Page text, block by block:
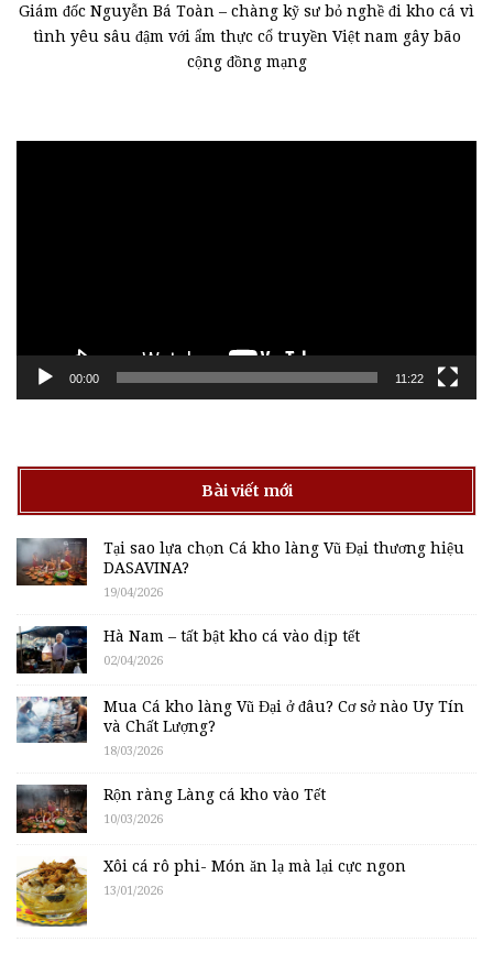
Giám đốc Nguyễn Bá Toàn – chàng kỹ sư bỏ nghề đi kho cá vì
tình yêu sâu đậm với ẩm thực cổ truyền Việt nam gây bão
cộng đồng mạng
00:00 11:22
Bài viết mới
Tại sao lựa chọn Cá kho làng Vũ Đại thương hiệu
DASAVINA?
19/04/2026
Hà Nam – tất bật kho cá vào dịp tết
02/04/2026
Mua Cá kho làng Vũ Đại ở đâu? Cơ sở nào Uy Tín
và Chất Lượng?
18/03/2026
Rộn ràng Làng cá kho vào Tết
10/03/2026
Xôi cá rô phi- Món ăn lạ mà lại cực ngon
13/01/2026